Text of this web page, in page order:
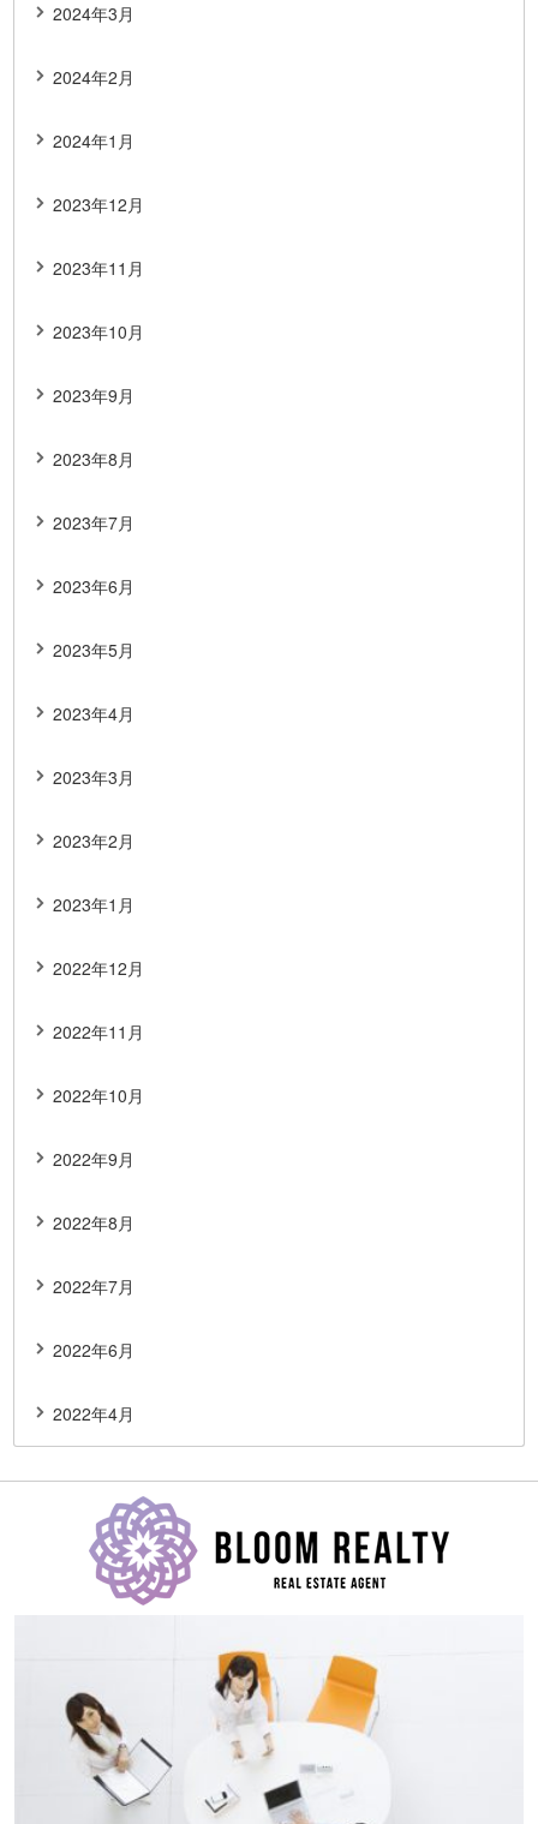
2024年3月
2024年2月
2024年1月
2023年12月
2023年11月
2023年10月
2023年9月
2023年8月
2023年7月
2023年6月
2023年5月
2023年4月
2023年3月
2023年2月
2023年1月
2022年12月
2022年11月
2022年10月
2022年9月
2022年8月
2022年7月
2022年6月
2022年4月